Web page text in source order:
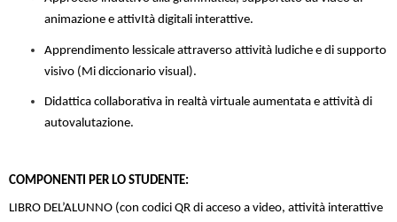
animazione e attivItà digitali interattive.
Apprendimento lessicale attraverso attività ludiche e di supporto
visivo (Mi diccionario visual).
Didattica collaborativa in realtà virtuale aumentata e attività di
autovalutazione.
COMPONENTI PER LO STUDENTE:
LIBRO DEL’ALUNNO (con codici QR di acceso a video, attività interattive